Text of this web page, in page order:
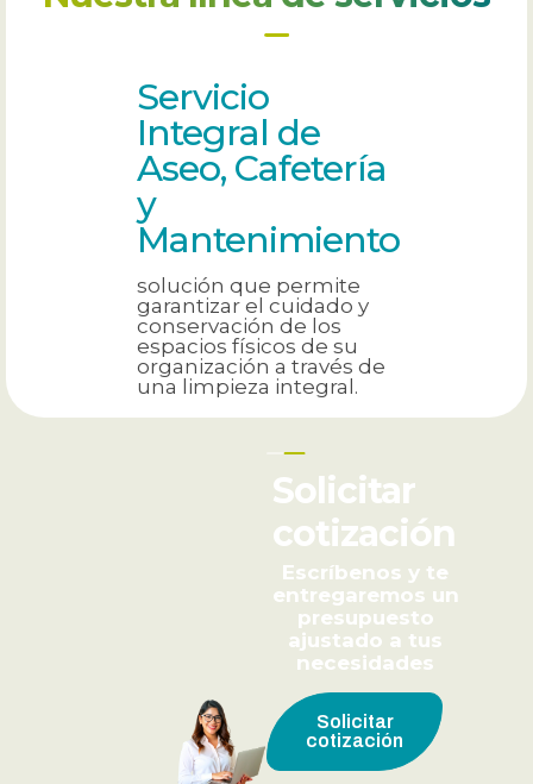
Servicio
Integral de
Aseo, Cafetería
y
Mantenimiento
solución que permite
garantizar el cuidado y
conservación de los
espacios físicos de su
organización a través de
una limpieza integral.
Solicitar
cotización
Escríbenos y te
entregaremos un
presupuesto
ajustado a tus
necesidades
Solicitar
cotización